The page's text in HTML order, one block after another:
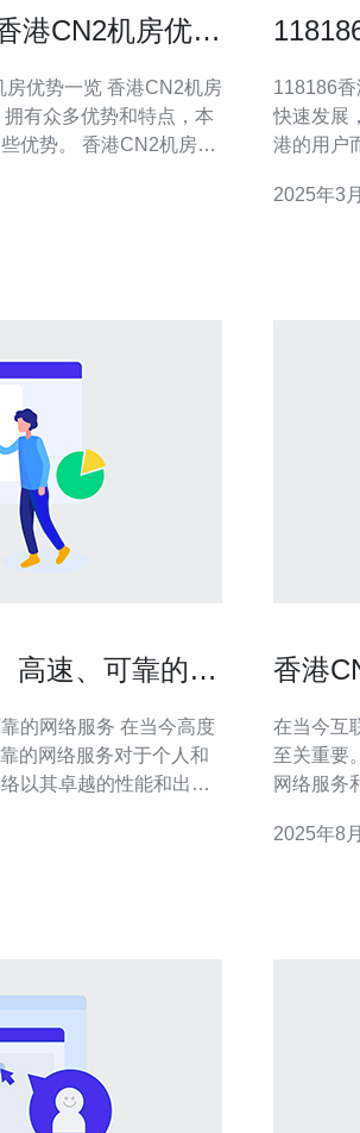
港CN2机房优势
香港CN2机房
有众多优势和特点，本
CN2机房
具有低延迟、高带宽的
118186香港
快速发展
港的用户
网速。本
2025年3
高速、可靠的网
务 在当今高度
的网络服务对于个人和
以其卓越的性能和出色
骨干网的国际网络服
香港
在当今互
至关重要
网络服务
出明智的选择。 首先，了解香港
2025年8